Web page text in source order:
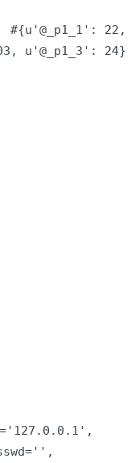
#{u'@_p1_1': 22,
u'@_p1_3': 24}
='127.0.0.1' ,
=' ',